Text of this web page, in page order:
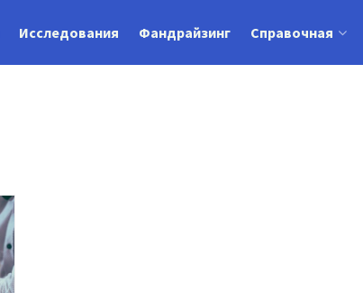
Исследования Фандрайзинг Справочная